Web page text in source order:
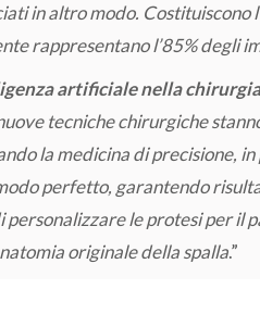
in altro modo.
rappresentano l’85% degli
artificiale nella
tecniche chirurgiche
la medicina di precisione,
perfetto, garantendo
le protesi per il
originale della spalla.”